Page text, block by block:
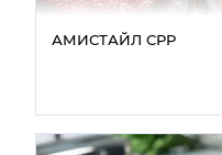
АМИСТАЙЛ СРР